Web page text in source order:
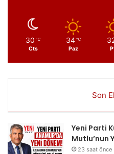
30 ℃
Cts
34 ℃
Paz
Son
Yeni Parti
Mutlu’nun
23 saat önce